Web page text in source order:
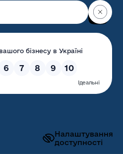
Налаштування
доступності
обласна